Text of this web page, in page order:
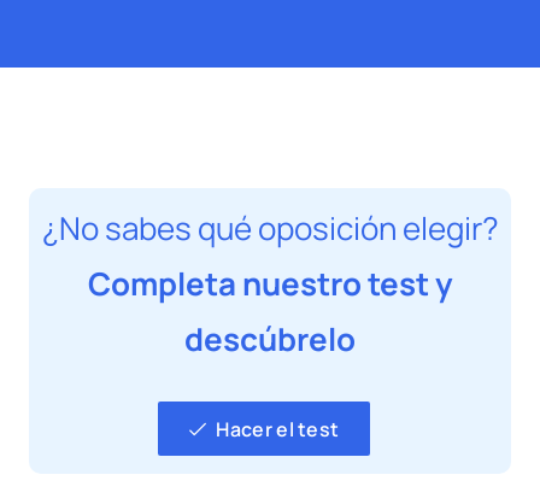
¿No sabes qué oposición elegir?
Completa nuestro test y
descúbrelo
Hacer el test